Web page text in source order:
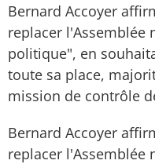
Bernard Accoyer
replacer l'Assemblée
politique", en
toute sa place,
mission de contrôle
Bernard Accoyer
replacer l'Assemblée